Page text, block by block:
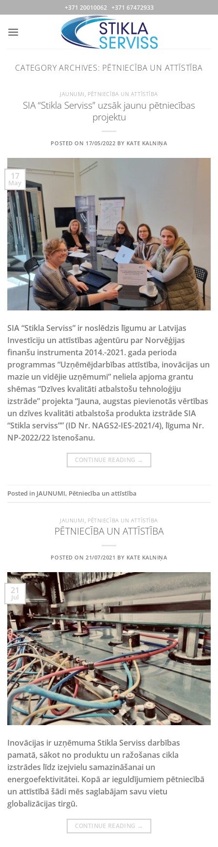
to
content
+371 20010062 +371 67472933
CATEGORY ARCHIVES: PĒTNIECĪBA UN ATTĪSTĪBA
JAUNUMI , PĒTNIECĪBA UN ATTĪSTĪBA
SIA “Stikla Serviss” uzsāk jaunu pētniecības
projektu
POSTED ON 17/05/2022 BY KATE KALNIŅA
17
May
SIA “Stikla Serviss” ir noslēdzis līgumu ar Latvijas
Investīciju un attīstības aģentūru par Norvēģijas
finanšu instrumenta 2014.-2021. gada perioda
programmas “Uzņēmējdarbības attīstība, inovācijas un
mazie un vidējie uzņēmumi” neliela apjoma grantu
shēmas “Dzīves kvalitāti atbalstošu tehnoloģiju
izstrāde” projekta “Jauna, augstas pievienotās vērtības
un dzīves kvalitāti atbalstoša produkta izstrāde SIA
“Stikla serviss”” (ID Nr. NAGS2-IES-2021/4), līguma Nr.
NP-2022/22 īstenošanu.
CONTINUE READING →
Posted in JAUNUMI, Pētniecība un attīstība
JAUNUMI PĒTNIECĪBA UN ATTĪSTĪBA
PĒTNIECĪBA UN ATTĪSTĪBA
POSTED ON 21/07/2021 BY KATE KALNIŅA
21
Jul
Inovācijas ir uzņēmuma Stikla Serviss darbības
pamatā, sākot no produktu un ražošanas cikla
izstrādes līdz izejvielu samazināšanai un
energoefektivitātei. Kopā ar ieguldījumiem pētniecībā
un attīstībā šādi mēs saglabājam savu vietu
globalizācijas tirgū.
CONTINUE READING →